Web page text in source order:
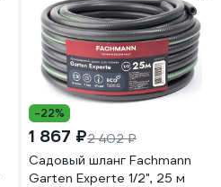
-22%
1 867 ₽2 402 ₽
Садовый шланг Fachmann
Garten Experte 1/2", 25 м